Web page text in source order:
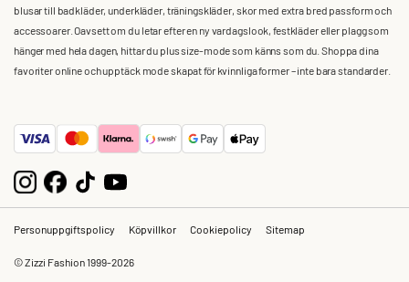
blusar till badkläder, underkläder, träningskläder, skor med extra bred passform och
accessoarer. Oavsett om du letar efter en ny vardagslook, festkläder eller plagg som
hänger med hela dagen, hittar du plus size-mode som känns som du. Shoppa dina
favoriter online och upptäck mode skapat för kvinnliga former – inte bara standarder.
Personuppgiftspolicy Köpvillkor Cookiepolicy Sitemap
© Zizzi Fashion 1999-2026